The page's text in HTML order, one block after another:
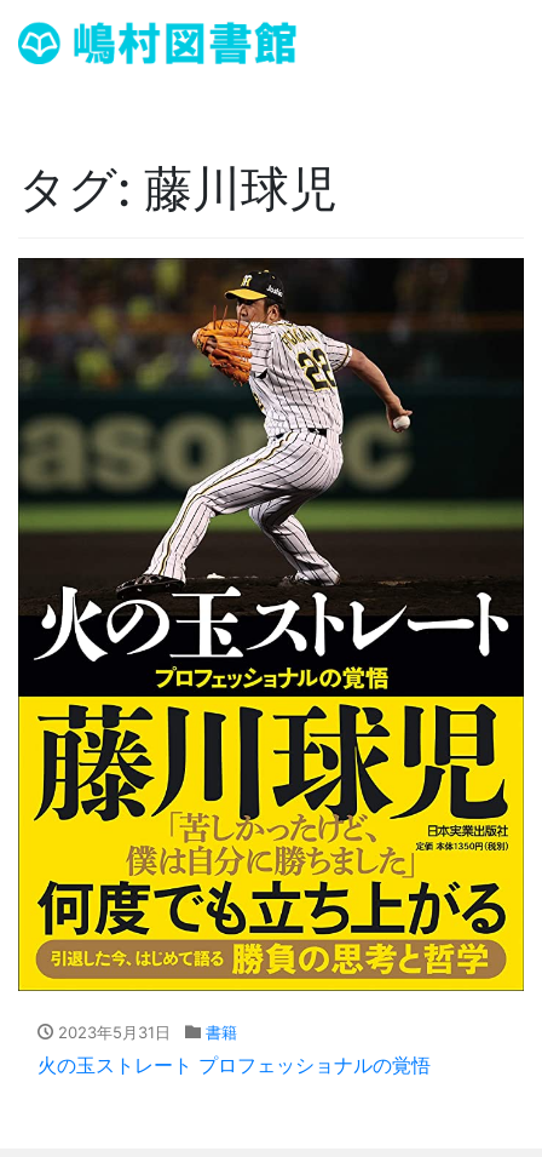
タグ: 藤川球児
2023年5月31日 書籍
火の玉ストレート プロフェッショナルの覚悟